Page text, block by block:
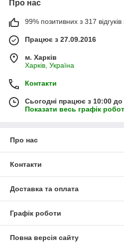
Про нас
99% позитивних з 317 відгуків
Працює з 27.09.2016
м. Харків
Харків, Україна
Контакти
Сьогодні працює з 10:00 до
Показати весь графік
Про нас
Контакти
Доставка та оплата
Графік роботи
Повна версія сайту